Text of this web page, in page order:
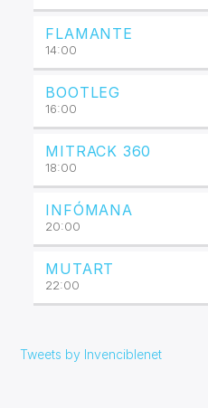
FLAMANTE
14:00
BOOTLEG
16:00
MITRACK 360
18:00
INFÓMANA
20:00
MUTART
22:00
Tweets by Invenciblenet